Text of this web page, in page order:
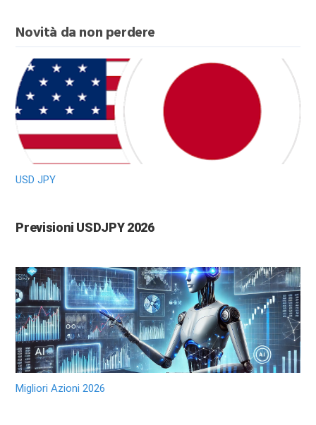
Novità da non perdere
USD JPY
Previsioni USDJPY 2026
Migliori Azioni 2026